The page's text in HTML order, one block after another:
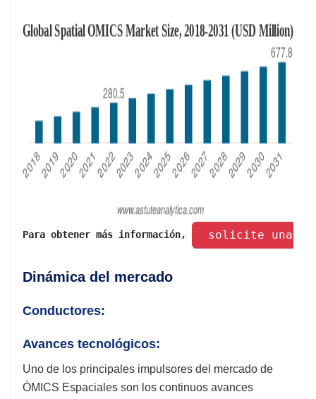
Para obtener más información, solicite una
Dinámica del mercado
Conductores:
Avances tecnológicos:
Uno de los principales impulsores del mercado de
ÓMICS Espaciales son los continuos avances